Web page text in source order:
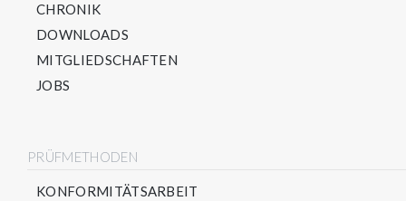
CHRONIK
DOWNLOADS
MITGLIEDSCHAFTEN
JOBS
PRÜFMETHODEN
KONFORMITÄTSARBEIT